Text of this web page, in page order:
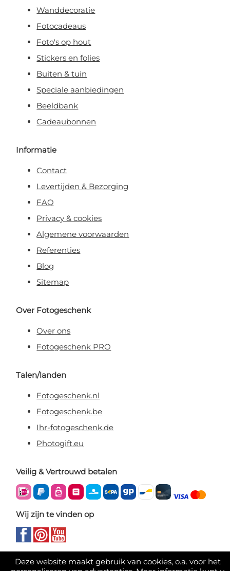
Deze website maakt gebruik van cookies, o.a. voor het
Wanddecoratie
Fotocadeaus
Foto's op hout
Stickers en folies
Buiten & tuin
Speciale aanbiedingen
Beeldbank
Cadeaubonnen
Informatie
Contact
Levertijden & Bezorging
FAQ
Privacy & cookies
Algemene voorwaarden
Referenties
Blog
Sitemap
Over Fotogeschenk
Over ons
Fotogeschenk PRO
Talen/landen
Fotogeschenk.nl
Fotogeschenk.be
Ihr-fotogeschenk.de
Photogift.eu
Veilig & Vertrouwd betalen
Wij zijn te vinden op